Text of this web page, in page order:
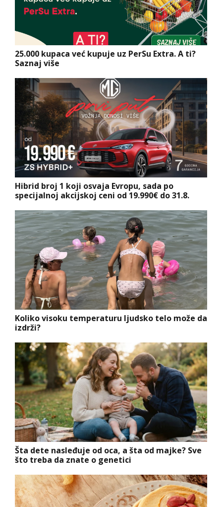
25.000 kupaca već kupuje uz PerSu Extra. A ti?
Saznaj više
Hibrid broj 1 koji osvaja Evropu, sada po
specijalnoj akcijskoj ceni od 19.990€ do 31.8.
Koliko visoku temperaturu ljudsko telo može da
izdrži?
Šta dete nasleđuje od oca, a šta od majke? Sve
što treba da znate o genetici